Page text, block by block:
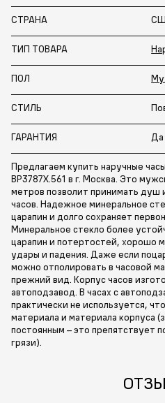
СТРАНА
ТИП ТОВАРА
ПОЛ
СТИЛЬ
ГАРАНТИЯ Да
Предлагаем купить наручные
BP3787X.561 в г. Москва. Это
метров позволит принимать душ
часов. Надежное минеральное
царапин и долго сохраняет
Минеральное стекло более
царапин и потертостей, хорошо
удары и падения. Даже если
можно отполировать в часовой
прежний вид. Корпус часов
автоподзавод. В часах с
практически не используется,
материала и материала корпуса
постоянным – это препятствует
грязи).